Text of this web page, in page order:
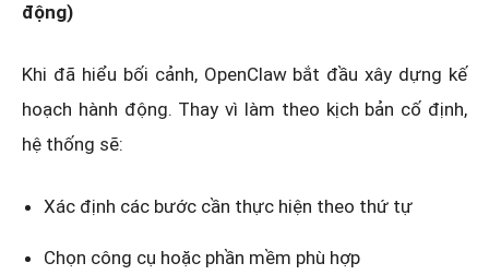
động)
Khi đã hiểu bối cảnh, OpenClaw bắt đầu xây dựng kế
hoạch hành động. Thay vì làm theo kịch bản cố định,
hệ thống sẽ:
Xác định các bước cần thực hiện theo thứ tự
Chọn công cụ hoặc phần mềm phù hợp